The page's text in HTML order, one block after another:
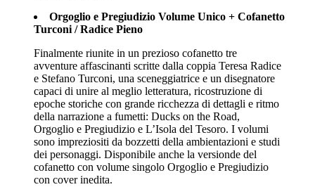
Orgoglio e Pregiudizio Volume Unico + Cofanetto
Turconi / Radice Pieno
Finalmente riunite in un prezioso cofanetto tre
avventure affascinanti scritte dalla coppia Teresa Radice
e Stefano Turconi, una sceneggiatrice e un disegnatore
capaci di unire al meglio letteratura, ricostruzione di
epoche storiche con grande ricchezza di dettagli e ritmo
della narrazione a fumetti: Ducks on the Road,
Orgoglio e Pregiudizio e L’Isola del Tesoro. I volumi
sono impreziositi da bozzetti della ambientazioni e studi
dei personaggi. Disponibile anche la versionde del
cofanetto con volume singolo Orgoglio e Pregiudizio
con cover inedita.